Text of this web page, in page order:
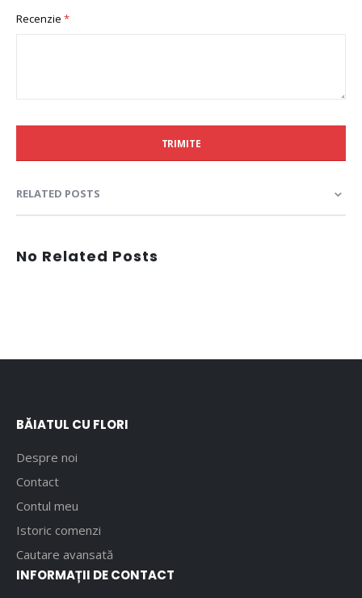
Recenzie
TRIMITE
RELATED POSTS
No Related Posts
BĂIATUL CU FLORI
Despre noi
Contact
Contul meu
Istoric comenzi
Cautare avansată
INFORMAȚII DE CONTACT